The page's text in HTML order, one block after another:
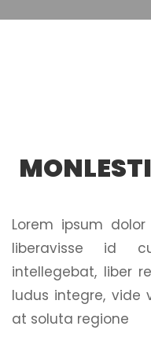
Lorem ipsum
liberavisse id
intellegebat, liber
ludus integre, vide
at soluta regione